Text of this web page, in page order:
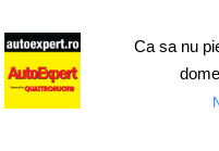
Test drive
Ca sa nu